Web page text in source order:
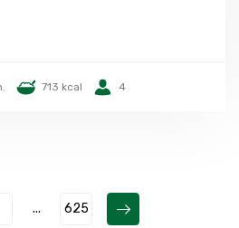
713 kcal 4
... 625